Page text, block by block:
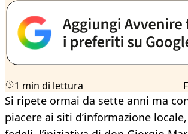
1 min di lettura
Si ripete ormai da sette anni ma
piacere ai siti d’informazione